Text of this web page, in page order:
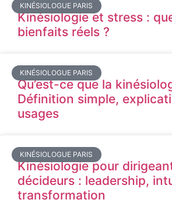
KINÉSIOLOGUE PARIS
Kinésiologie et stress :
bienfaits réels ?
KINÉSIOLOGUE PARIS
Qu’est-ce que la
Définition simple,
usages
KINÉSIOLOGUE PARIS
Kinésiologie pour
décideurs : leadership,
transformation